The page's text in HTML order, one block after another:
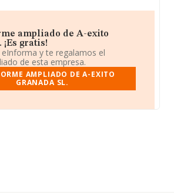
ampliado de A-exito
¡Es gratis!
y te regalamos el
de esta empresa.
AMPLIADO DE A-EXITO
GRANADA SL.